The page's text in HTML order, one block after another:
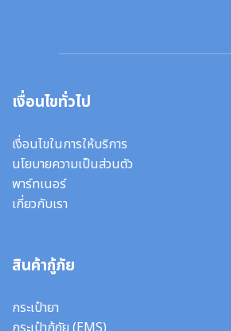
เงื่อนไขทั่วไป
เงื่อนไขในการให้บริการ
นโยบายความเป็นส่วนตัว
พาร์ทเนอร์
เกี่ยวกับเรา
สินค้ากู้ภัย
กระเป๋ายา